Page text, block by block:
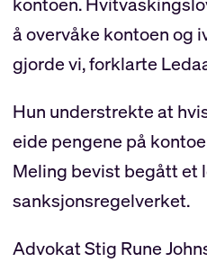
å overvåke kontoen og
gjorde vi, forklarte
Hun understrekte at
eide pengene på
Meling bevist begått et
sanksjonsregelverket.
Advokat Stig Rune